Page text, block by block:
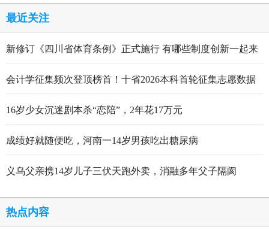
最近关注
新修订《四川省体育条例》正式施行 有哪些制度创新一起来
会计学征集频次登顶榜首！十省2026本科首轮征集志愿数据
16岁少女沉迷剧本杀“恋陪”，2年花17万元
成绩好就随便吃，河南一14岁男孩吃出糖尿病
义乌父亲携14岁儿子三伏天跑外卖，消融多年父子隔阂
热点内容